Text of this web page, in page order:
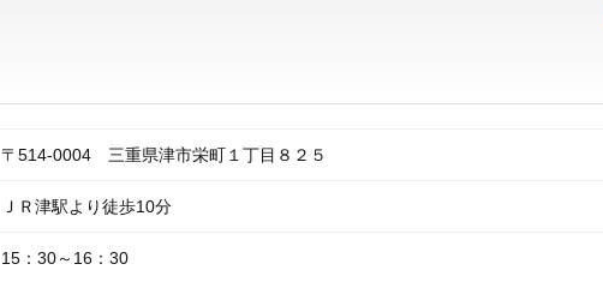
〒514-0004 三重県津市栄町１丁目８２５
ＪＲ津駅より徒歩10分
15：30～16：30